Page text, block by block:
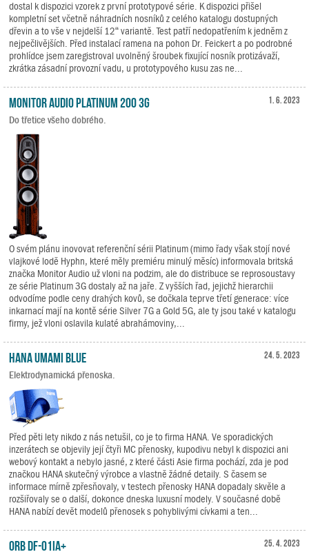
dostal k dispozici vzorek z první prototypové série. K dispozici přišel
kompletní set včetně náhradních nosníků z celého katalogu dostupných
dřevin a to vše v nejdelší 12“ variantě. Test patří nedopatřením k jedněm z
nejpečlivějších. Před instalací ramena na pohon Dr. Feickert a po podrobné
prohlídce jsem zaregistroval uvolněný šroubek fixující nosník protizávaží,
zkrátka zásadní provozní vadu, u prototypového kusu zas ne...
1. 6. 2023
Monitor Audio Platinum 200 3G
Do třetice všeho dobrého.
O svém plánu inovovat referenční sérii Platinum (mimo řady však stojí nové
vlajkové lodě Hyphn, které měly premiéru minulý měsíc) informovala britská
značka Monitor Audio už vloni na podzim, ale do distribuce se reprosoustavy
ze série Platinum 3G dostaly až na jaře. Z vyšších řad, jejichž hierarchii
odvodíme podle ceny drahých kovů, se dočkala teprve třetí generace: více
inkarnací mají na kontě série Silver 7G a Gold 5G, ale ty jsou také v katalogu
firmy, jež vloni oslavila kulaté abrahámoviny,...
24. 5. 2023
HANA Umami Blue
Elektrodynamická přenoska.
Před pěti lety nikdo z nás netušil, co je to firma HANA. Ve sporadických
inzerátech se objevily její čtyři MC přenosky, kupodivu nebyl k dispozici ani
webový kontakt a nebylo jasné, z které části Asie firma pochází, zda je pod
značkou HANA skutečný výrobce a vlastně žádné detaily. S časem se
informace mírně zpřesňovaly, v testech přenosky HANA dopadaly skvěle a
rozšiřovaly se o další, dokonce dneska luxusní modely. V současné době
HANA nabízí devět modelů přenosek s pohyblivými cívkami a ten...
25. 4. 2023
ORB DF-01iA+